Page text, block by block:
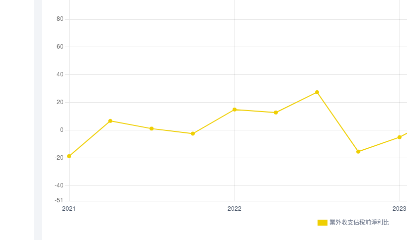
業外收支佔稅前淨利比